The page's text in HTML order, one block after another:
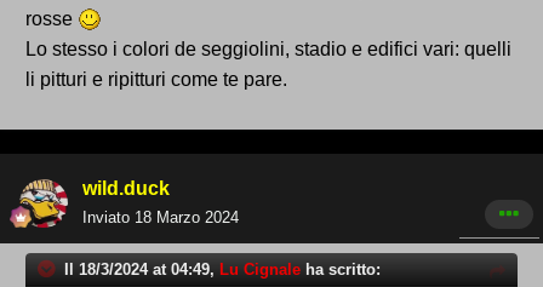
rosse
Lo stesso i colori de seggiolini, stadio e edifici vari: quelli
li pitturi e ripitturi come te pare.
wild.duck
Inviato 18 Marzo 2024
Il 18/3/2024 at 04:49, Lu Cignale ha scritto: